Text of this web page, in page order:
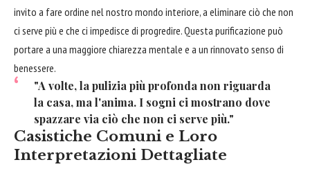
invito a fare ordine nel nostro mondo interiore, a eliminare ciò che non
ci serve più e che ci impedisce di progredire. Questa purificazione può
portare a una maggiore chiarezza mentale e a un rinnovato senso di
benessere.
"A volte, la pulizia più profonda non riguarda
la casa, ma l'anima. I sogni ci mostrano dove
spazzare via ciò che non ci serve più."
Casistiche Comuni e Loro
Interpretazioni Dettagliate